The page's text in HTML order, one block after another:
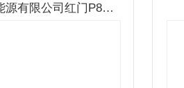
内蒙古新特硅材料有限公司平移门